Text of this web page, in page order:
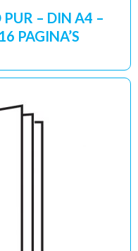
PUR – DIN A4 –
PAGINA’S